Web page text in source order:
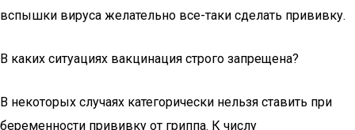
вспышки вируса желательно все-таки сделать прививку.
В каких ситуациях вакцинация строго запрещена?
В некоторых случаях категорически нельзя ставить при
беременности прививку от гриппа. К числу